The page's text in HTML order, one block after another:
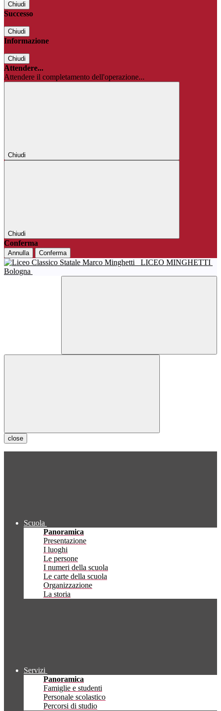
Chiudi
Successo
Chiudi
Informazione
Chiudi
Attendere...
Attendere il completamento dell'operazione...
Chiudi
Chiudi
Conferma
Annulla Conferma
LICEO MINGHETTI
Bologna
close
Scuola
Panoramica
Presentazione
I luoghi
Le persone
I numeri della scuola
Le carte della scuola
Organizzazione
La storia
Servizi
Panoramica
Famiglie e studenti
Personale scolastico
Percorsi di studio